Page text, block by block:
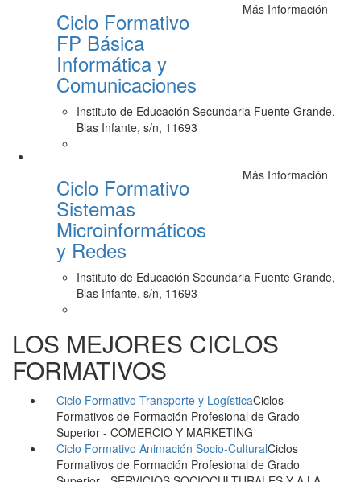
Ciclo Formativo
FP Básica
Informática y
Comunicaciones
Más Información
Instituto de Educación Secundaria Fuente Grande,
Blas Infante, s/n, 11693
Ciclo Formativo
Sistemas
Microinformáticos
y Redes
Más Información
Instituto de Educación Secundaria Fuente Grande,
Blas Infante, s/n, 11693
LOS MEJORES CICLOS
FORMATIVOS
Ciclo Formativo Transporte y LogísticaCiclos
Formativos de Formación Profesional de Grado
Superior - COMERCIO Y MARKETING
Ciclo Formativo Animación Socio-CulturalCiclos
Formativos de Formación Profesional de Grado